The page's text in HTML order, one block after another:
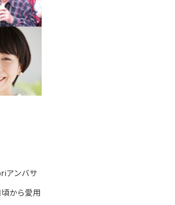
アンバサ
から愛用